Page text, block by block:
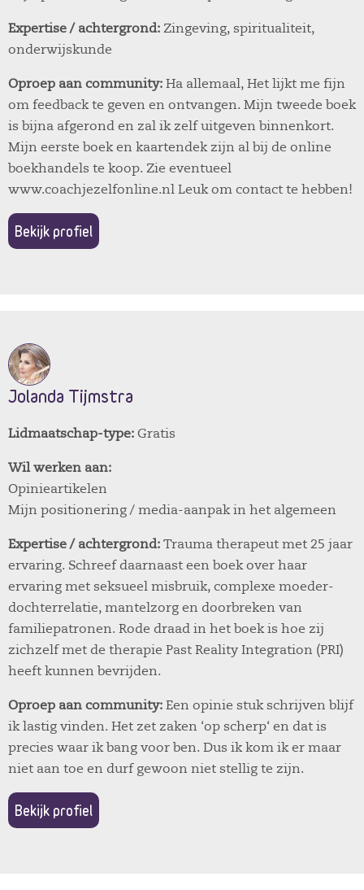
Expertise / achtergrond: Zingeving, spiritualiteit,
onderwijskunde
Oproep aan community: Ha allemaal, Het lijkt me fijn
om feedback te geven en ontvangen. Mijn tweede boek
is bijna afgerond en zal ik zelf uitgeven binnenkort.
Mijn eerste boek en kaartendek zijn al bij de online
boekhandels te koop. Zie eventueel
www.coachjezelfonline.nl Leuk om contact te hebben!
Bekijk profiel
Jolanda Tijmstra
Lidmaatschap-type: Gratis
Wil werken aan:
Opinieartikelen
Mijn positionering / media-aanpak in het algemeen
Expertise / achtergrond: Trauma therapeut met 25 jaar
ervaring. Schreef daarnaast een boek over haar
ervaring met seksueel misbruik, complexe moeder-
dochterrelatie, mantelzorg en doorbreken van
familiepatronen. Rode draad in het boek is hoe zij
zichzelf met de therapie Past Reality Integration (PRI)
heeft kunnen bevrijden.
Oproep aan community: Een opinie stuk schrijven blijf
ik lastig vinden. Het zet zaken ‘op scherp‘ en dat is
precies waar ik bang voor ben. Dus ik kom ik er maar
niet aan toe en durf gewoon niet stellig te zijn.
Bekijk profiel